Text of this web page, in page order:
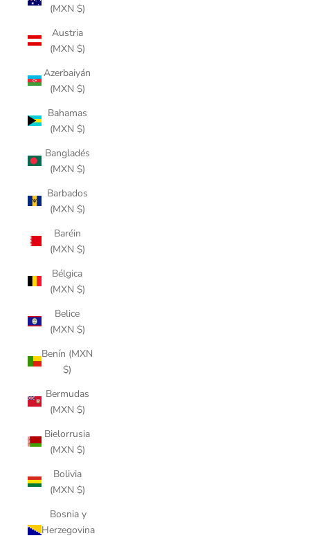
(MXN $)
Austria
(MXN $)
Azerbaiyán
(MXN $)
Bahamas
(MXN $)
Bangladés
(MXN $)
Barbados
(MXN $)
Baréin
(MXN $)
Bélgica
(MXN $)
Belice
(MXN $)
Benín (MXN
$)
Bermudas
(MXN $)
Bielorrusia
(MXN $)
Bolivia
(MXN $)
Bosnia y
Herzegovina